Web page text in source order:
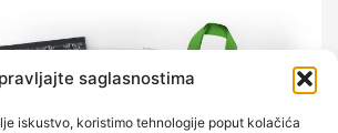
saglasnostima
iskustvo, koristimo tehnologije poput kolačića